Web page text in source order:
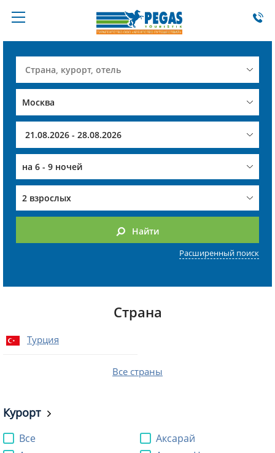
на 6 - 9 ночей
2 взрослых
Найти
Расширенный поиск
Страна
Турция
Все страны
Курорт
Все
Аксарай